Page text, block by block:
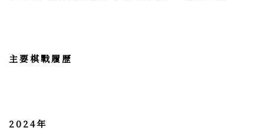
主要棋戰履歷
2024年